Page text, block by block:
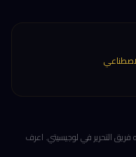
التحرير في لوجيسيتي. اعرف